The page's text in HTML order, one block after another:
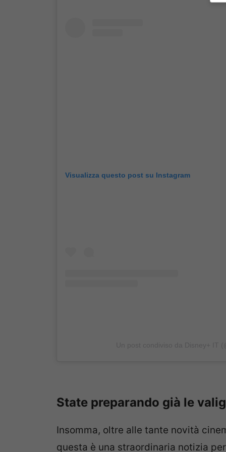
Visualizza questo post su Instagram
State preparando già le
Insomma, oltre alle tante novità
questa è una straordinaria notizia